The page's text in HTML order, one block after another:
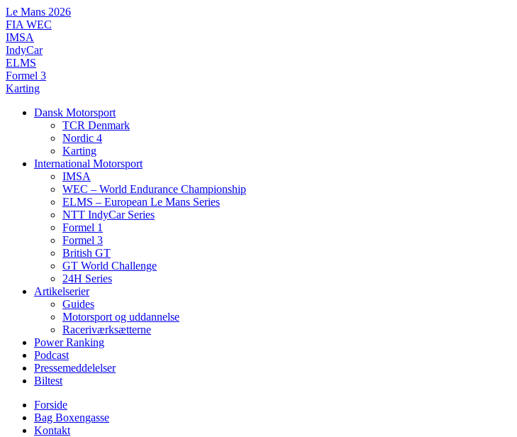
Videre
til
indhold
Le Mans 2026
FIA WEC
IMSA
IndyCar
ELMS
Formel 3
Karting
Dansk Motorsport
TCR Denmark
Nordic 4
Karting
International Motorsport
IMSA
WEC – World Endurance Championship
ELMS – European Le Mans Series
NTT IndyCar Series
Formel 1
Formel 3
British GT
GT World Challenge
24H Series
Artikelserier
Guides
Motorsport og uddannelse
Raceriværksætterne
Power Ranking
Podcast
Pressemeddelelser
Biltest
Forside
Bag Boxengasse
Kontakt